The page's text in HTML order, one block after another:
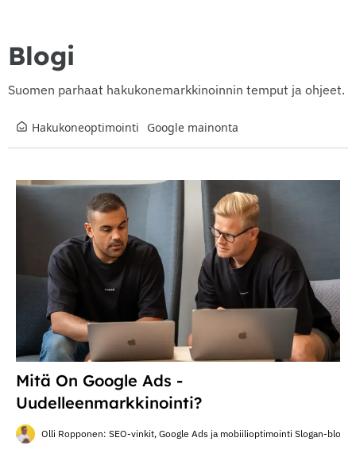
Blogi
Suomen parhaat hakukonemarkkinoinnin temput ja ohjeet.
Hakukoneoptimointi Google mainonta
Mitä On Google Ads -
Uudelleenmarkkinointi?
Olli Ropponen: SEO-vinkit, Google Ads ja mobiilioptimointi Slogan-